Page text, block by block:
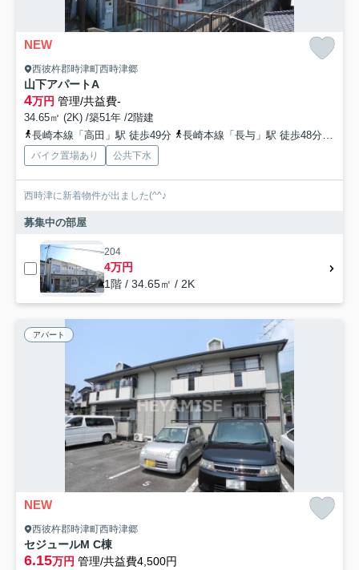
NEW
西彼杵郡時津町西時津郷
山下アパートA
4万円 管理/共益費-
34.65㎡ (2K) /築51年 /2階建
長崎本線「高田」駅 徒歩49分
長崎本線「長与」駅 徒歩48分
バイク置場あり 公共下水
西時津に新着物件が出ました(^^♪
募集中の部屋
204
4万円
1階 / 34.65㎡ / 2K
アパート
NEW
西彼杵郡時津町西時津郷
セジュールM C棟
6.15万円 管理/共益費4,500円